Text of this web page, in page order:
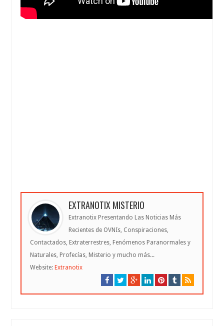
EXTRANOTIX MISTERIO
Extranotix Presentando Las Noticias Más
Recientes de OVNIs, Conspiraciones,
Contactados, Extraterrestres, Fenómenos Paranormales y
Naturales, Profecías, Misterio y mucho más...
Website: Extranotix